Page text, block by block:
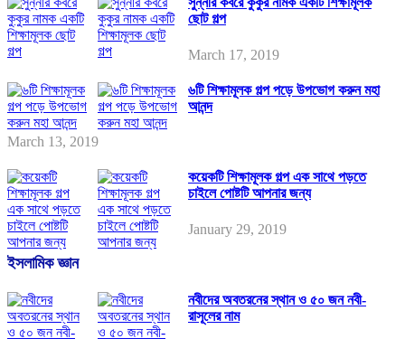
ছোট গল্প
March 17, 2019
৬টি শিক্ষামূলক গল্প পড়ে উপভোগ করুন মহা
আনন্দ
March 13, 2019
কয়েকটি শিক্ষামূলক গল্প এক সাথে পড়তে
চাইলে পোষ্টটি আপনার জন্য
January 29, 2019
ইসলামিক জ্ঞান
নবীদের অবতরনের স্থান ও ৫০ জন নবী-
রাসূলের নাম